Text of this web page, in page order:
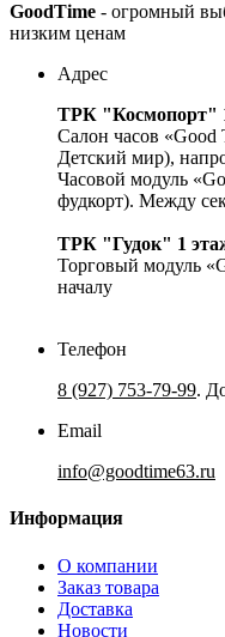
GoodTime - огромный
низким ценам
Адрес
ТРК "Космопорт"
Салон часов
Детский мир),
Часовой модуль
фудкорт). Между
ТРК "Гудок" 1
Торговый модуль
началу
Телефон
8 (927) 753-79-99.
Email
info@goodtime63.ru
Информация
О компании
Заказ товара
Доставка
Новости